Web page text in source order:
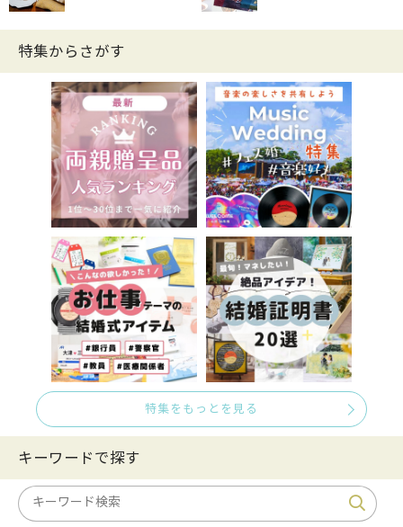
特集からさがす
特集をもっとを見る
キーワードで探す